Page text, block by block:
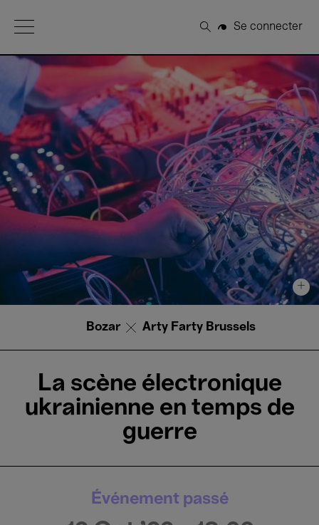
Open Menu
Rechercher
Se connecter
+
Bozar Arty Farty Brussels
La scène électronique
ukrainienne en temps de
guerre
Événement passé